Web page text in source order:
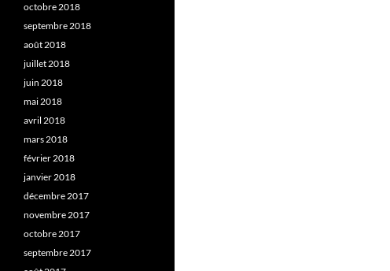
octobre 2018
septembre 2018
août 2018
juillet 2018
juin 2018
mai 2018
avril 2018
mars 2018
février 2018
janvier 2018
décembre 2017
novembre 2017
octobre 2017
septembre 2017